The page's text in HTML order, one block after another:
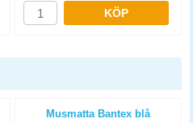
KÖP
Musmatta Bantex blå